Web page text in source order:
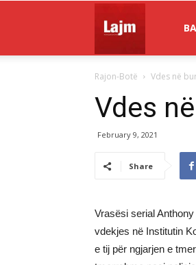
Lajm
Rajon-Botë Vdes në
Vdes
February 9, 2021
Share
Vrasësi serial
vdekjes në Institutin
e tij për ngjarjen e